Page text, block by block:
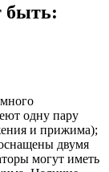
быть:
одну пару
и прижима);
двумя
могут иметь